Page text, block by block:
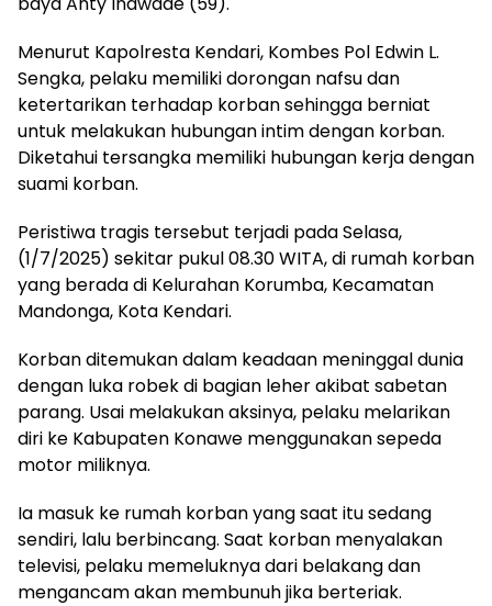
Menurut Kapolresta Kendari, Kombes Pol Edwin L.
Sengka, pelaku memiliki dorongan nafsu dan
ketertarikan terhadap korban sehingga berniat
untuk melakukan hubungan intim dengan korban.
Diketahui tersangka memiliki hubungan kerja dengan
suami korban.
Peristiwa tragis tersebut terjadi pada Selasa,
(1/7/2025) sekitar pukul 08.30 WITA, di rumah korban
yang berada di Kelurahan Korumba, Kecamatan
Mandonga, Kota Kendari.
Korban ditemukan dalam keadaan meninggal dunia
dengan luka robek di bagian leher akibat sabetan
parang. Usai melakukan aksinya, pelaku melarikan
diri ke Kabupaten Konawe menggunakan sepeda
motor miliknya.
Ia masuk ke rumah korban yang saat itu sedang
sendiri, lalu berbincang. Saat korban menyalakan
televisi, pelaku memeluknya dari belakang dan
mengancam akan membunuh jika berteriak.